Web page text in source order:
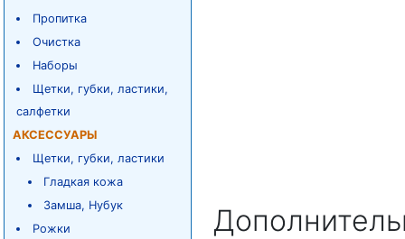
Пропитка
Очистка
Наборы
Щетки, губки, ластики,
салфетки
АКСЕССУАРЫ
Щетки, губки, ластики
Гладкая кожа
Замша, Нубук
Рожки